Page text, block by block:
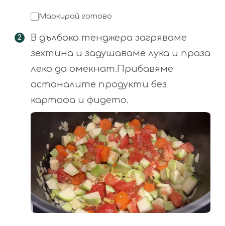
Маркирай готово
В дълбока тенджера загряваме
зехтина и задушаваме лука и праза
леко да омекнат.Прибавяме
останалите продукти без
картофа и фидето.